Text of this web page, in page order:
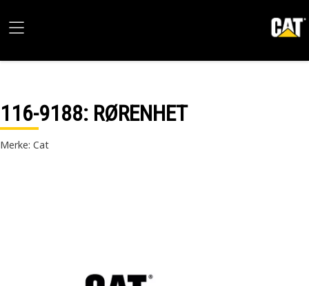
116-9188: RØRENHET
Merke: Cat